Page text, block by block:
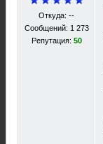
Откуда: --
Сообщений: 1 273
Репутация: 50